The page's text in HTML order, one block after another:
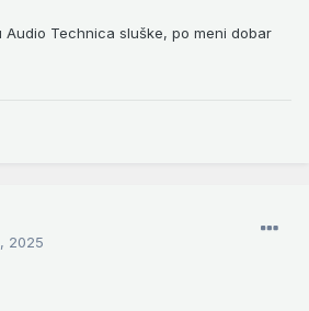
Audio Technica sluške, po meni dobar
2025